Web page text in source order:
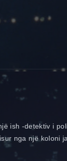
ish -detektiv i
nga një koloni